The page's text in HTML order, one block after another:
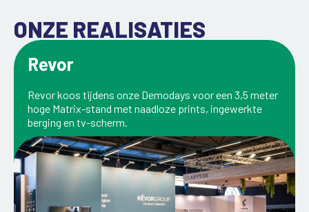
ONZE REALISATIES
Revor
Revor koos tijdens onze Demodays voor een 3,5 meter
hoge Matrix-stand met naadloze prints, ingewerkte
berging en tv-scherm.